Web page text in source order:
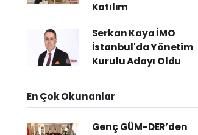
Katılım
Serkan Kaya İMO
İstanbul'da Yönetim
Kurulu Adayı Oldu
En Çok Okunanlar
Genç GÜM-DER’den